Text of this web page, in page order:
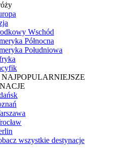
Wschód
Północna
Południowa
wszystkie destynacje